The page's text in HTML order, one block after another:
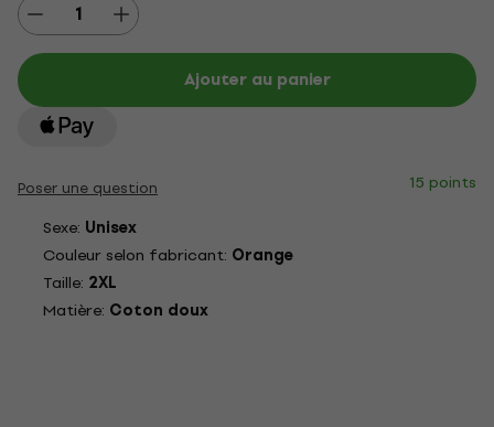
Ajouter au panier
Poser une question
15 points
Sexe: Unisex
Couleur selon fabricant: Orange
Taille: 2XL
Matière: Coton doux